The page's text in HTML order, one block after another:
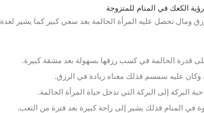
ومال تحصل عليه المرأة الحالمة بعد سعي كبير كما يشير لعدة
قدرة الحالمة في كسب رزقها بسهولة بعد مشقة كبيرة.
وكان عليه سمسم فذلك معناه زيادة في الرزق.
البركة إلى البركة التي تدخل حياة المرأة الحالمة.
في المنام فذلك يشير إلى راحة كبيرة بعد فترة من التعب.